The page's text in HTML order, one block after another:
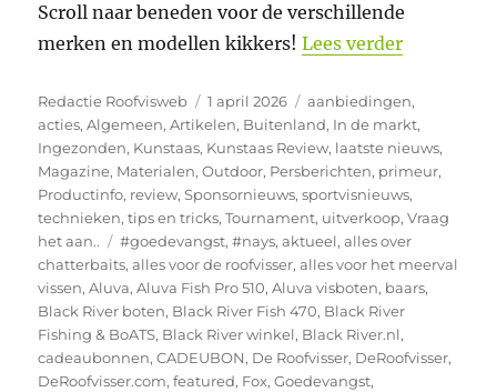
Scroll naar beneden voor de verschillende
merken en modellen kikkers!Lees verder“1 April,
Auteur
Redactie Roofvisweb
Geplaatst
op
1 april 2026 Categorieën
aanbiedingen,
acties,Algemeen,Artikelen, Buitenland, In de markt,
Ingezonden, Kunstaas, Kunstaas Review, laatste nieuws,
Magazine, Materialen,Outdoor, Persberichten, primeur,
Productinfo, review,Sponsornieuws,sportvisnieuws,
technieken,tips en tricks,Tournament, uitverkoop,Vraag
het aan..
Tags
#goedevangst,#nays,aktueel,alles over
chatterbaits,alles voor de roofvisser,alles voor het meerval
vissen,Aluva,Aluva Fish Pro 510,Aluva visboten, baars,
Black River boten, Black River Fish 470, Black River
Fishing & BoATS, Black River winkel, Black River.nl,
cadeaubonnen,CADEUBON, De Roofvisser, DeRoofvisser,
DeRoofvisser.com,featured, Fox,Goedevangst,